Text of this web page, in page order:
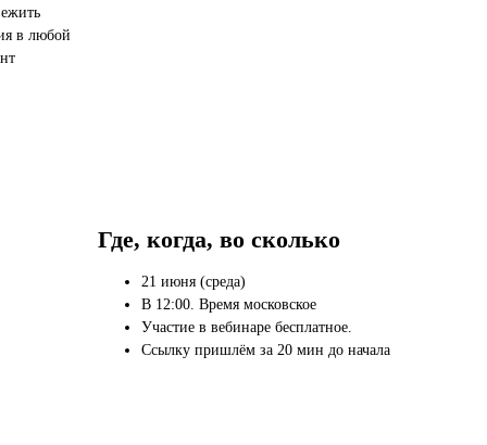
в любой
Где, когда, во сколько
21 июня (среда)
В 12:00. Время московское
Участие в вебинаре бесплатное.
Ссылку пришлём за 20 мин до начала